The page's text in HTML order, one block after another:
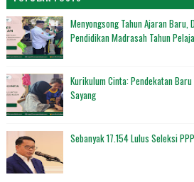
Menyongsong Tahun Ajaran
Pendidikan Madrasah Tahun
Kurikulum Cinta: Pendekatan
Sayang
Sebanyak 17.154 Lulus Seleksi